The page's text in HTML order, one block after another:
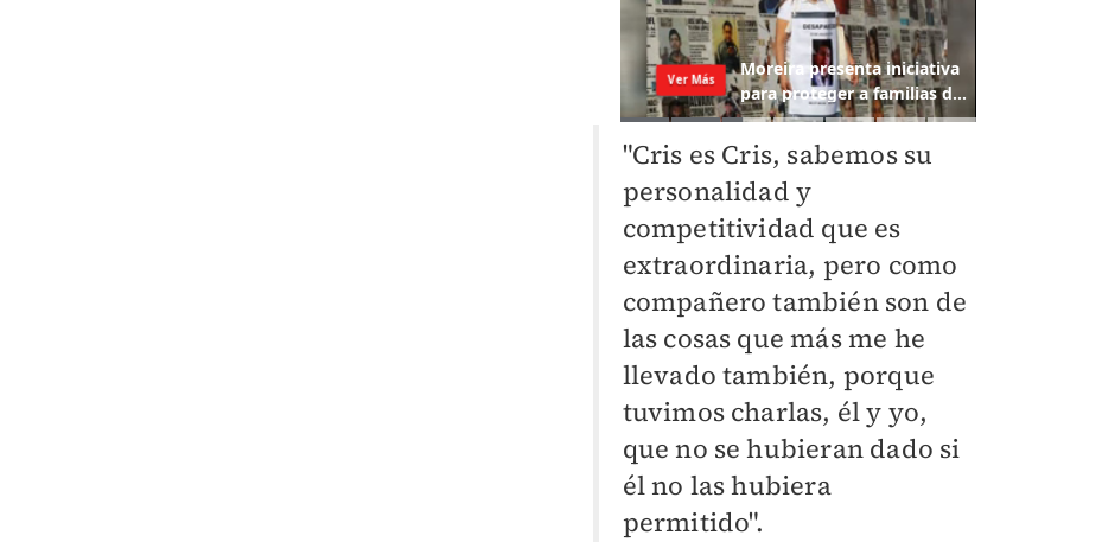
"Cris es Cris, sabemos su
personalidad y
competitividad que es
extraordinaria, pero como
compañero también son de
las cosas que más me he
llevado también, porque
tuvimos charlas, él y yo,
que no se hubieran dado si
él no las hubiera
permitido".